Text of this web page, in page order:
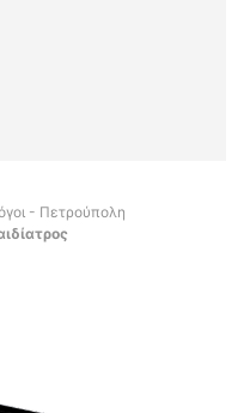
- Πετρούπολη